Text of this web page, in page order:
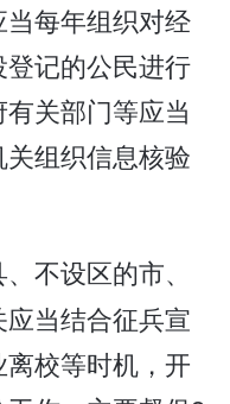
每年组织对经
记的公民进行
关部门等应当
组织信息核验
不设区的市、
当结合征兵宣
校等时机，开